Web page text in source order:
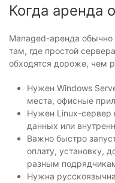
Когда аренда
Managed-аренда обычно
там, где простой
обходятся дороже, чем
Нужен Windows
места, офисные
Нужен Linux-сервер
данных или
Важно быстро
оплату, установку,
разным
Нужна